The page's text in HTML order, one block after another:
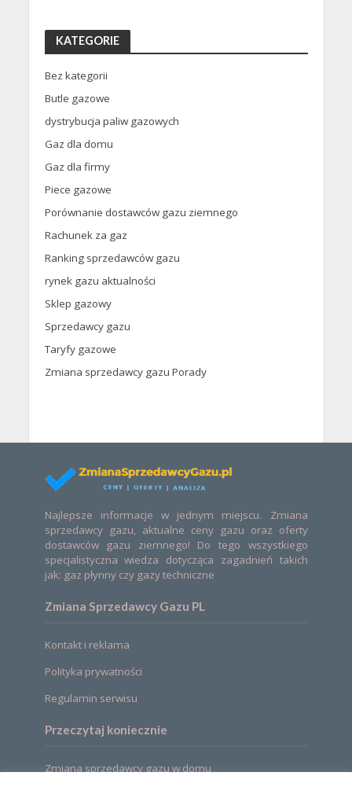
KATEGORIE
Bez kategorii
Butle gazowe
dystrybucja paliw gazowych
Gaz dla domu
Gaz dla firmy
Piece gazowe
Porównanie dostawców gazu ziemnego
Rachunek za gaz
Ranking sprzedawców gazu
rynek gazu aktualności
Sklep gazowy
Sprzedawcy gazu
Taryfy gazowe
Zmiana sprzedawcy gazu Porady
Najlepsze informacje w jednym miejscu. Zmiana
sprzedawcy gazu, aktualne ceny gazu oraz oferty
dostawców gazu ziemnego! Do tego wszystkiego
specjalistyczna wiedza dotycząca zagadnień takich
jak: gaz płynny czy gazy techniczne
Zmiana Sprzedawcy Gazu PL
Kontakt i reklama
Polityka prywatności
Regulamin serwisu
Przeczytaj koniecznie
Zmiana sprzedawcy gazu w domu